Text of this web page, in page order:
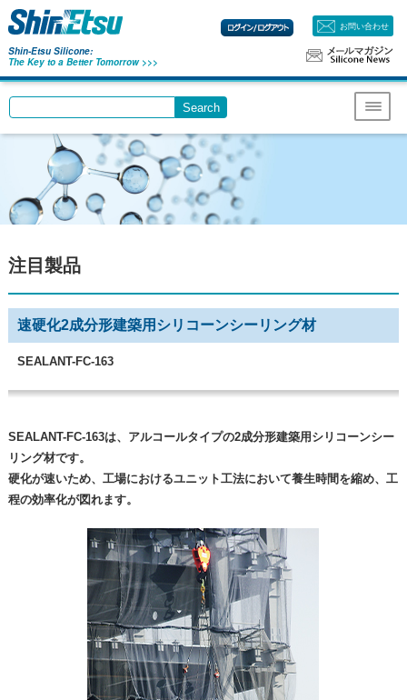
Shin-Etsu Silicone:
The Key to a Better Tomorrow >>>
お問い合わせ
Write your search query here
Search
Menu
注目製品
速硬化2成分形建築用シリコーンシーリング材
SEALANT-FC-163
SEALANT-FC-163は、アルコールタイプの2成分形建築用シリコーンシー
リング材です。
硬化が速いため、工場におけるユニット工法において養生時間を縮め、工
程の効率化が図れます。